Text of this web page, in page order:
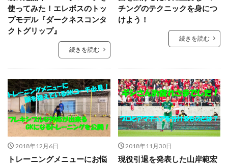
使ってみた！エレボスのトッ
プモデル『ダークネスコンタ
クトグリップ』
続きを読む
チングのテクニックを身につ
けよう！
続きを読む
2018年12月6日
トレーニングメニューにお悩
2018年11月30日
現役引退を発表した山岸範宏
ギラヴァンツ北九州
クラブチーム
クロス
クロスステップ
クロスボール
グラスピア
コラプシング
コンサドーレ札幌
コーチング
ゴールキーパー
ゴールキーパー練習
ゴールデンエイジ
サイドステップ
サイドボレー
サッカー少年
サッカー留学
ザスパクサツ群馬U-15
シュートストップ
シンガポール
ジャンプ
ジャンプ&キャッチ
ジュニア
ジュニアユース
スウェーデン
スカウティング
スカウト
スカウトマン
ステッピング
ステップ